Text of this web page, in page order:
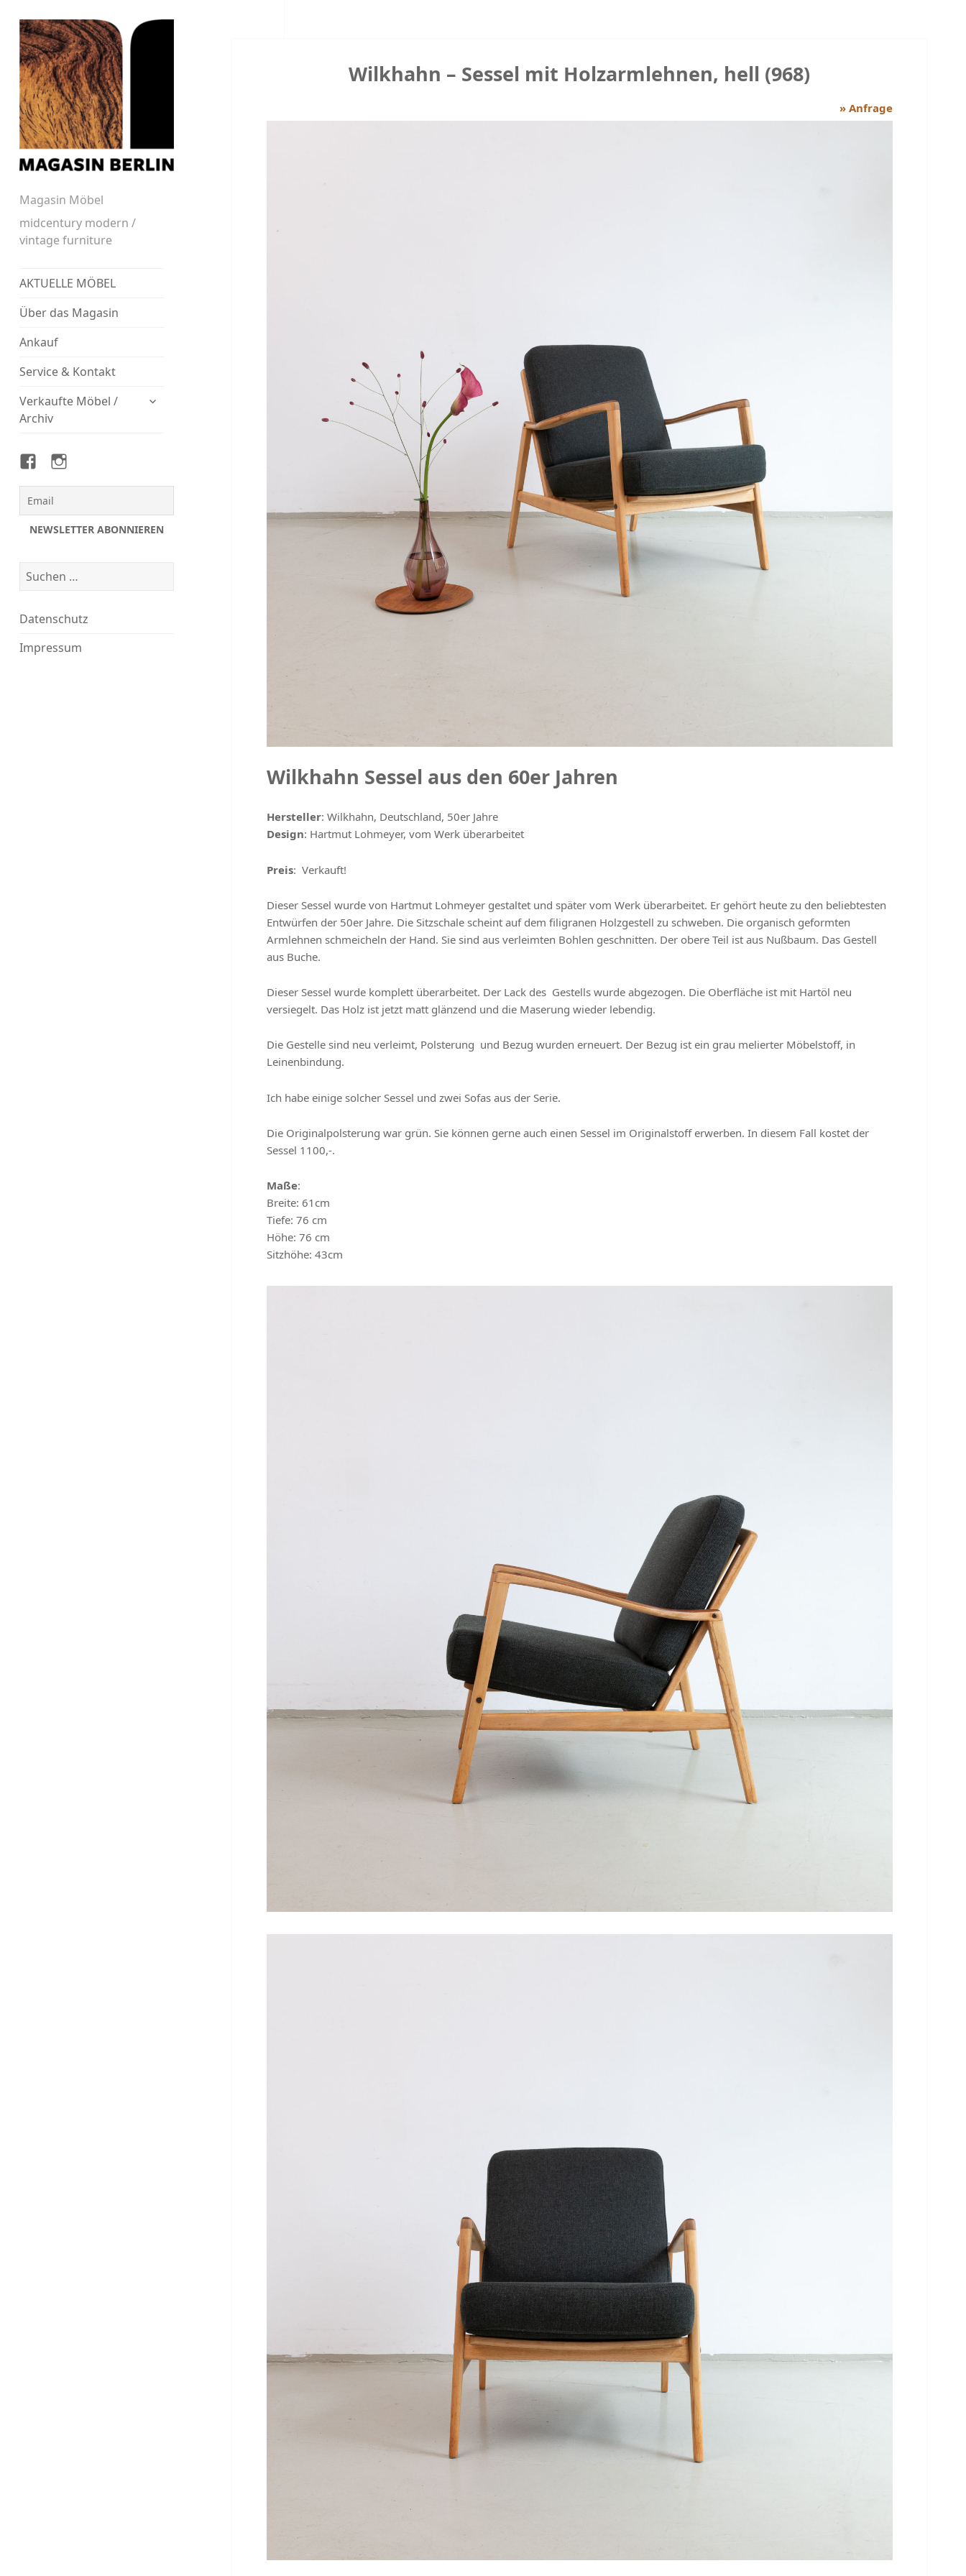
Magasin Möbel
midcentury modern /
vintage furniture
AKTUELLE MÖBEL
Über das Magasin
Ankauf
Service & Kontakt
Verkaufte Möbel /
Archiv
untermenü
Magasin
Facebook
Magasin
Instagram
Suchen
Datenschutz
Impressum
Wilkhahn – Sessel mit Holzarmlehnen, hell (968)
» Anfrage
Wilkhahn Sessel aus den 60er Jahren
Hersteller: Wilkhahn, Deutschland, 50er Jahre
Design: Hartmut Lohmeyer, vom Werk überarbeitet
Preis: Verkauft!
Dieser Sessel wurde von Hartmut Lohmeyer gestaltet und später vom Werk überarbeitet. Er gehört heute zu den beliebtesten
Entwürfen der 50er Jahre. Die Sitzschale scheint auf dem filigranen Holzgestell zu schweben. Die organisch geformten
Armlehnen schmeicheln der Hand. Sie sind aus verleimten Bohlen geschnitten. Der obere Teil ist aus Nußbaum. Das Gestell
aus Buche.
Dieser Sessel wurde komplett überarbeitet. Der Lack des Gestells wurde abgezogen. Die Oberfläche ist mit Hartöl neu
versiegelt. Das Holz ist jetzt matt glänzend und die Maserung wieder lebendig.
Die Gestelle sind neu verleimt, Polsterung und Bezug wurden erneuert. Der Bezug ist ein grau melierter Möbelstoff, in
Leinenbindung.
Ich habe einige solcher Sessel und zwei Sofas aus der Serie.
Die Originalpolsterung war grün. Sie können gerne auch einen Sessel im Originalstoff erwerben. In diesem Fall kostet der
Sessel 1100,-.
Maße:
Breite: 61cm
Tiefe: 76 cm
Höhe: 76 cm
Sitzhöhe: 43cm